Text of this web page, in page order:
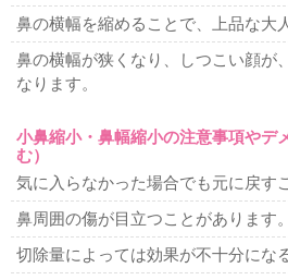
鼻の横幅を縮めることで、上品な大
鼻の横幅が狭くなり、しつこい顔が
なります。
小鼻縮小・鼻幅縮小の注意事項やデ
む）
気に入らなかった場合でも元に戻す
鼻周囲の傷が目立つことがあります。
切除量によっては効果が不十分にな